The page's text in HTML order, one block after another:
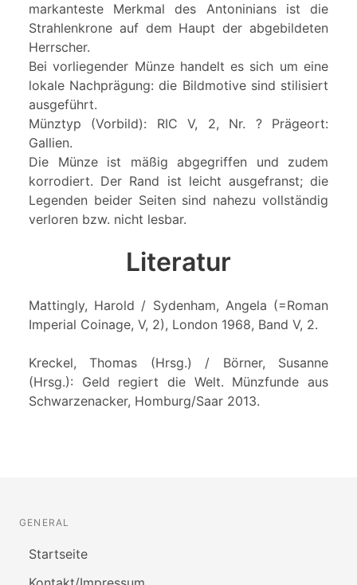
markanteste Merkmal des Antoninians ist die
Strahlenkrone auf dem Haupt der abgebildeten
Herrscher.
Bei vorliegender Münze handelt es sich um eine
lokale Nachprägung: die Bildmotive sind stilisiert
ausgeführt.
Münztyp (Vorbild): RIC V, 2, Nr. ? Prägeort:
Gallien.
Die Münze ist mäßig abgegriffen und zudem
korrodiert. Der Rand ist leicht ausgefranst; die
Legenden beider Seiten sind nahezu vollständig
verloren bzw. nicht lesbar.
Literatur
Mattingly, Harold / Sydenham, Angela (=Roman
Imperial Coinage, V, 2), London 1968, Band V, 2.
Kreckel, Thomas (Hrsg.) / Börner, Susanne
(Hrsg.): Geld regiert die Welt. Münzfunde aus
Schwarzenacker, Homburg/Saar 2013.
GENERAL
Startseite